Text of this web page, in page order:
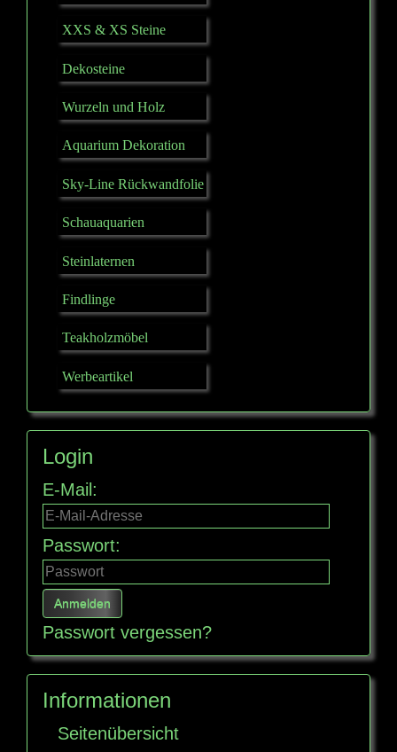
XXS & XS Steine
Dekosteine
Wurzeln und Holz
Aquarium Dekoration
Sky-Line Rückwandfolie
Schauaquarien
Steinlaternen
Findlinge
Teakholzmöbel
Werbeartikel
Login
E-Mail:
Passwort:
Passwort vergessen?
Informationen
Seitenübersicht